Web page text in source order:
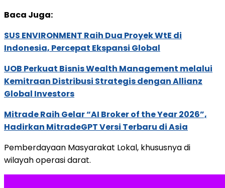
Baca Juga:
SUS ENVIRONMENT Raih Dua Proyek WtE di
Indonesia, Percepat Ekspansi Global
UOB Perkuat Bisnis Wealth Management melalui
Kemitraan Distribusi Strategis dengan Allianz
Global Investors
Mitrade Raih Gelar “AI Broker of the Year 2026”,
Hadirkan MitradeGPT Versi Terbaru di Asia
Pemberdayaan Masyarakat Lokal, khususnya di
wilayah operasi darat.